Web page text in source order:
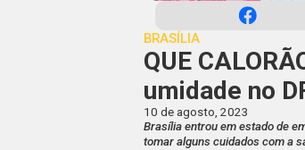
BRASÍLIA
QUE
umidade no
10 de agosto, 2023
Brasília entrou em estado de
tomar alguns cuidados com a